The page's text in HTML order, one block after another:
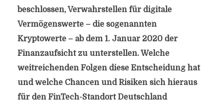
beschlossen, Verwahrstellen für digitale
Vermögenswerte – die sogenannten
Kryptowerte – ab dem 1. Januar 2020 der
Finanzaufsicht zu unterstellen. Welche
weitreichenden Folgen diese Entscheidung hat
und welche Chancen und Risiken sich hieraus
für den FinTech-Standort Deutschland